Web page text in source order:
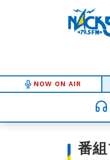
NOW ON AIR
番